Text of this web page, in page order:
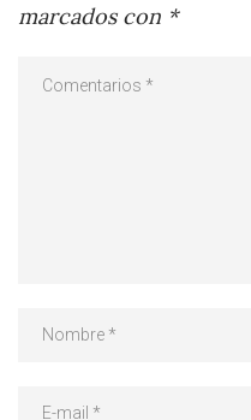
marcados con *